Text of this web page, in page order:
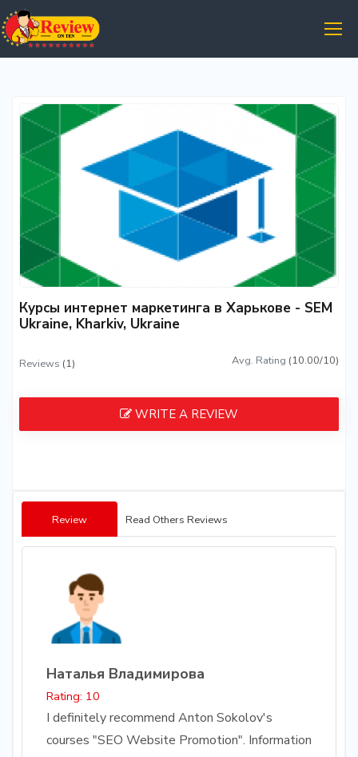
Курсы интернет маркетинга в Харькове - SEM
Ukraine, Kharkiv, Ukraine
Reviews (1) Avg. Rating (10.00/10)
WRITE A REVIEW
Review Read Others Reviews
Наталья Владимирова
Rating: 10
I definitely recommend Anton Sokolov's
courses "SEO Website Promotion". Information